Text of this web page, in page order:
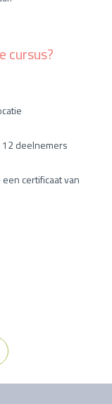
cursus?
12 deelnemers
certificaat van